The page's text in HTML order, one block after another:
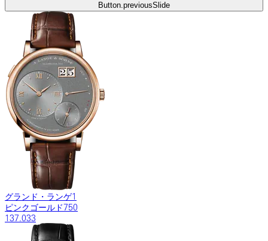
Button.previousSlide
グランド・ランゲ1
ピンクゴールド750
137.033